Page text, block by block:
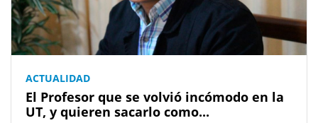
ACTUALIDAD
El Profesor que se volvió incómodo en la
UT, y quieren sacarlo como...